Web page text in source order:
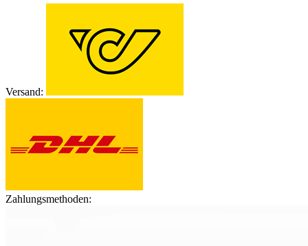
Versand:
Zahlungsmethoden: